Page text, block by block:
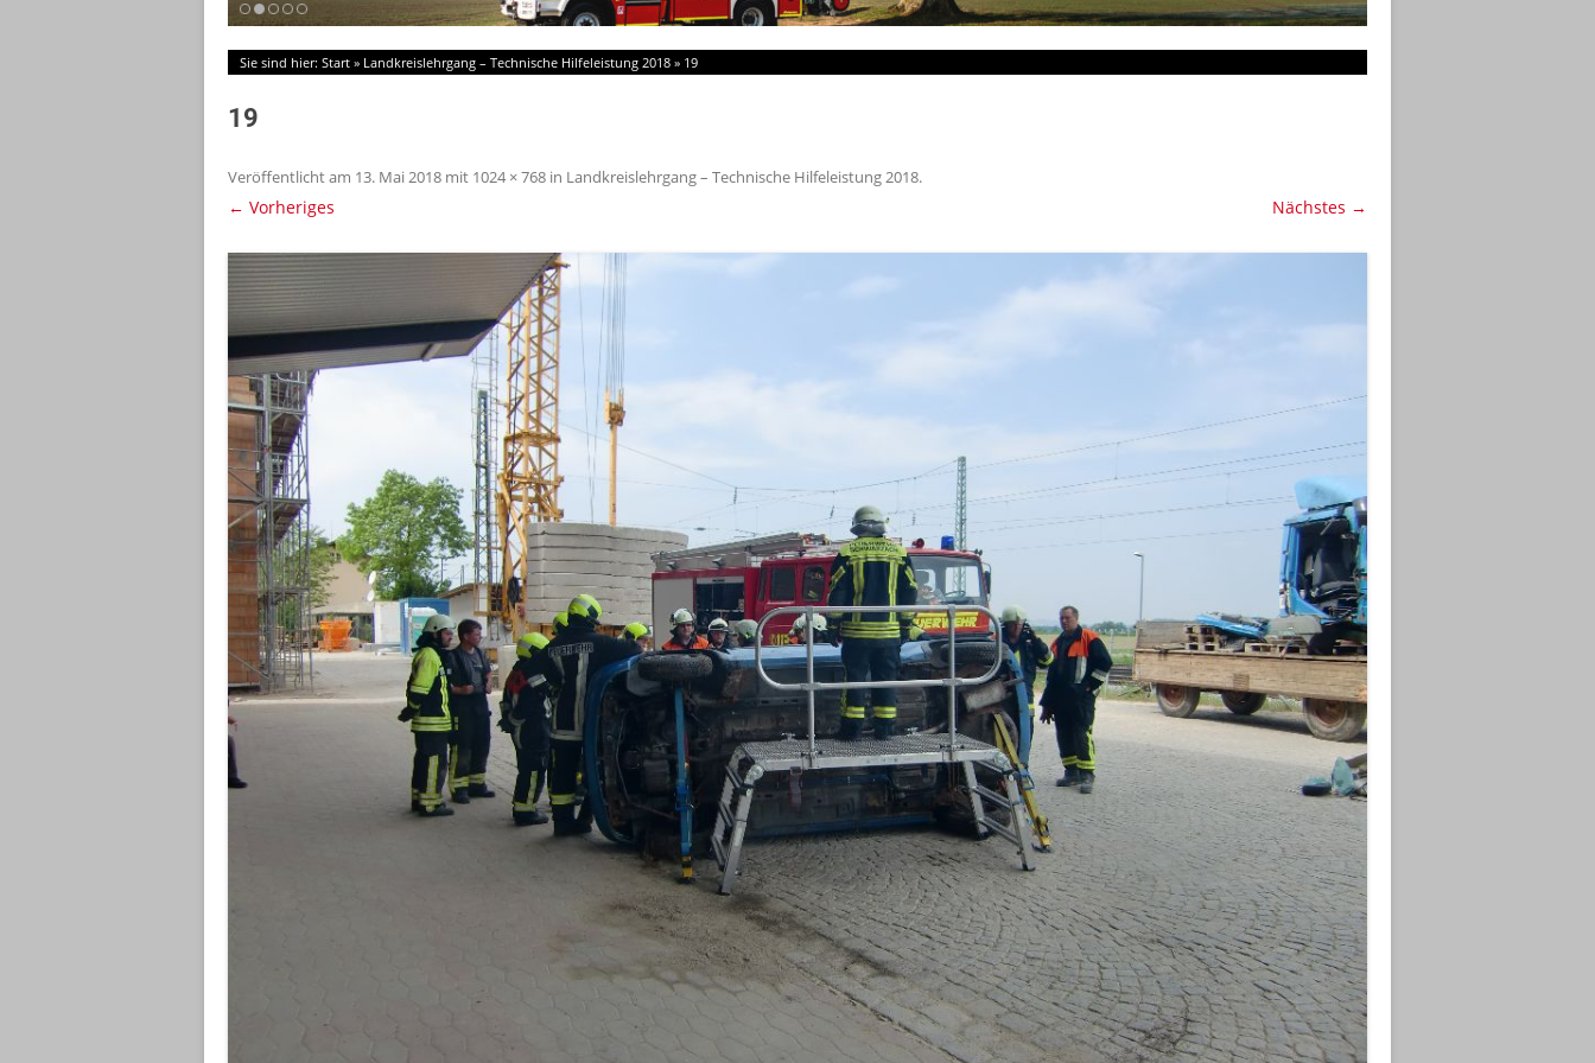
Sie sind hier: Start » Landkreislehrgang – Technische Hilfeleistung 2018 » 19
19
Veröffentlicht am 13. Mai 2018 mit 1024 × 768 in Landkreislehrgang – Technische Hilfeleistung 2018.
← Vorheriges Nächstes →